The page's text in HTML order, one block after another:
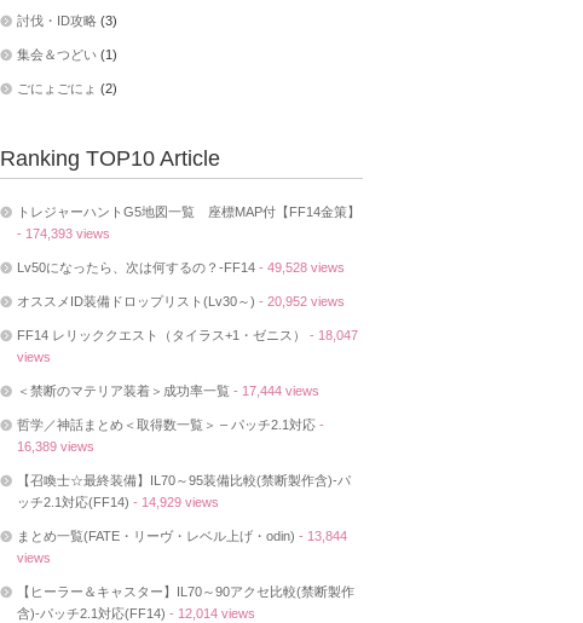
討伐・ID攻略 (3)
集会＆つどい (1)
ごにょごにょ (2)
Ranking TOP10 Article
トレジャーハントG5地図一覧 座標MAP付【FF14金策】
- 174,393 views
Lv50になったら、次は何するの？-FF14 - 49,528 views
オススメID装備ドロップリスト(Lv30～) - 20,952 views
FF14 レリッククエスト（タイラス+1・ゼニス）
- 18,047
views
＜禁断のマテリア装着＞成功率一覧 - 17,444 views
哲学／神話まとめ＜取得数一覧＞ – パッチ2.1対応 -
16,389 views
【召喚士☆最終装備】IL70～95装備比較(禁断製作含)-パ
ッチ2.1対応(FF14) - 14,929 views
まとめ一覧(FATE・リーヴ・レベル上げ・odin) - 13,844
views
【ヒーラー＆キャスター】IL70～90アクセ比較(禁断製作
含)-パッチ2.1対応(FF14) - 12,014 views